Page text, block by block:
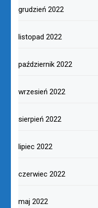
grudzień 2022
listopad 2022
październik 2022
wrzesień 2022
sierpień 2022
lipiec 2022
czerwiec 2022
maj 2022